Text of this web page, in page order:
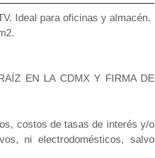
Ideal para oficinas y almacén.
EN LA CDMX Y FIRMA DE
costos de tasas de interés y/o
ni electrodomésticos, salvo